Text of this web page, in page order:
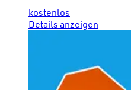
kostenlos
Details anzeigen